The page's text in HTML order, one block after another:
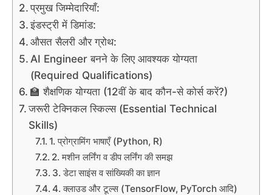
प्रमुख जिम्मेदारियाँ:
इंडस्ट्री में डिमांड:
औसत सैलरी और ग्रोथ:
AI Engineer बनने के लिए आवश्यक योग्यता
(Required Qualifications)
🏫 शैक्षणिक योग्यता (12वीं के बाद कौन-से कोर्स करें?)
जरूरी टेक्निकल स्किल्स (Essential Technical
Skills)
1. प्रोग्रामिंग भाषाएँ (Python, R)
2. मशीन लर्निंग व डीप लर्निंग की समझ
3. डेटा साइंस व सांख्यिकी का ज्ञान
4. क्लाउड और टूल्स (TensorFlow, PyTorch आदि)